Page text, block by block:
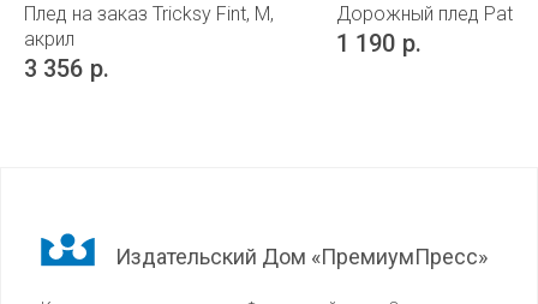
Плед на заказ Tricksy Fint, М,
акрил
3 356 р.
Дорожный плед
1 190 р.
Издательский Дом «ПремиумПресс»